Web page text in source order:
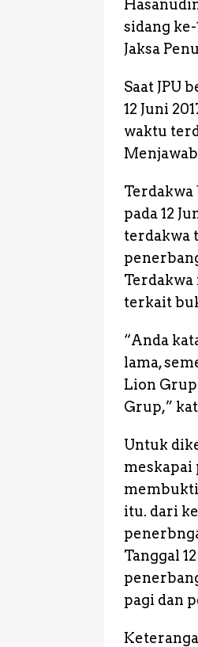
o
o
k
sidang
Jaksa
Saat JPU
12 Juni
waktu
pada 12
terdakwa
terkait
“Anda
lama,
Lion
Grup,”
Untuk
meskapai
itu. dari
Tanggal
pagi dan